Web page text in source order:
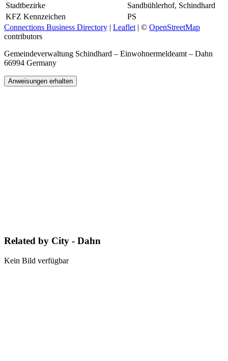
Stadtbezirke
Sandbühlerhof, Schindhard
KFZ Kennzeichen
PS
Connections Business Directory | Leaflet | © OpenStreetMap
contributors
Gemeindeverwaltung Schindhard – Einwohnermeldeamt – Dahn
66994 Germany
Anweisungen erhalten
Related by City - Dahn
Kein Bild verfügbar